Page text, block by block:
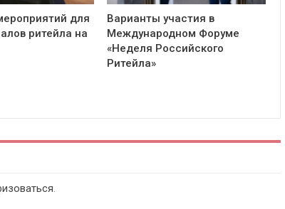
для
ритейла на
Варианты участия в
Международном Форуме
«Неделя Российского
Ритейла»
.